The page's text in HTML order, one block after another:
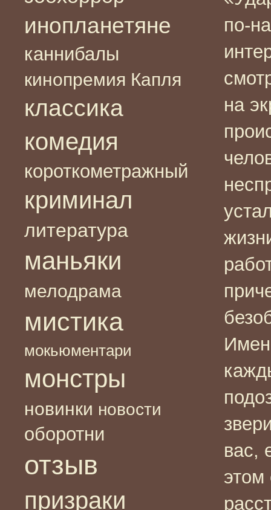
инопланетяне
каннибалы
кинопремия Капля
классика
комедия
короткометражный
криминал
литература
маньяки
мелодрама
мистика
мокьюментари
монстры
новинки новости
оборотни
отзыв
призраки
по-
на
вас,
этом